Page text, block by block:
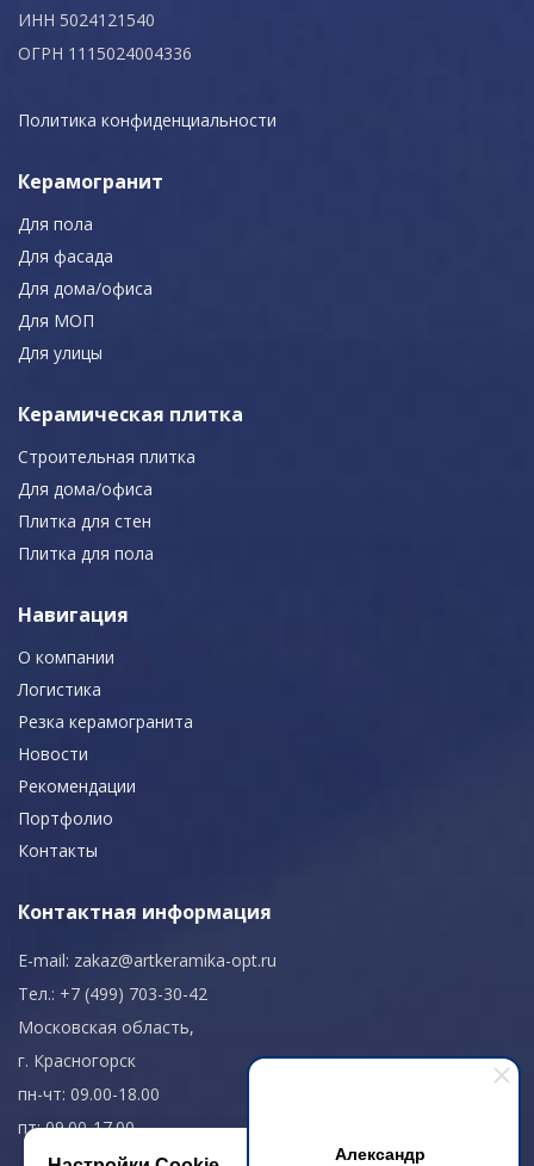
Александр
ИНН 5024121540
ОГРН 1115024004336
Политика конфиденциальности
Керамогранит
Для пола
Для фасада
Для дома/офиса
Для МОП
Для улицы
Керамическая плитка
Строительная плитка
Для дома/офиса
Плитка для стен
Плитка для пола
Навигация
О компании
Логистика
Резка керамогранита
Новости
Рекомендации
Портфолио
Контакты
Контактная информация
E-mail: zakaz@artkeramika-opt.ru
Тел.: +7 (499) 703-30-42
Московская область,
г. Красногорск
пн-чт: 09.00-18.00
пт: 09.00-17.00